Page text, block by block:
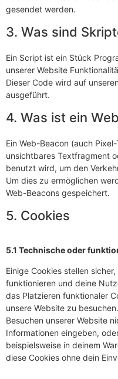
gesendet werden.
3. Was sind
Ein Script ist ein Stück
unserer Website
Dieser Code wird auf
ausgeführt.
4. Was ist ein
Ein Web-Beacon (auch
unsichtbares Textfragment
benutzt wird, um den
Um dies zu ermöglichen
Web-Beacons gespeichert.
5. Cookies
5.1 Technische oder
Einige Cookies stellen
funktionieren und deine
das Platzieren funktionaler
unsere Website zu
Besuchen unserer Website
Informationen eingeben,
beispielsweise in deinem
diese Cookies ohne dein